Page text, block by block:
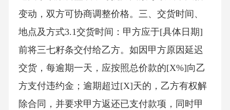
变动，双方可协商调整价格。三、交货时间、
地点及方式3.1交货时间：甲方应于[具体日期]
前将三七籽条交付给乙方。如因甲方原因延迟
交货，每逾期一天，应按照总价款的[X%]向乙
方支付违约金；逾期超过[X]天的，乙方有权解
除合同，并要求甲方返还已支付款项，同时甲